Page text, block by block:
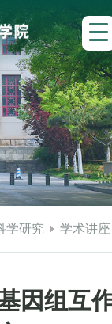
学研究 学术讲座
因组互